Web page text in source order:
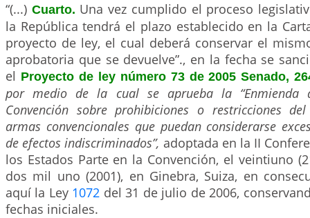
“(...) Cuarto. Una vez cumplido el proceso
la República tendrá el plazo establecido en la
proyecto de ley, el cual deberá conservar el
aprobatoria que se devuelve”., en la fecha se
el Proyecto de ley número 73 de 2005 Senado,
por medio de la cual se aprueba la
Convención sobre prohibiciones o restricciones
armas convencionales que puedan considerarse
de efectos indiscriminados”, adoptada en la II
los Estados Parte en la Convención, el veintiuno
dos mil uno (2001), en Ginebra, Suiza, en
aquí la Ley 1072 del 31 de julio de 2006,
fechas iniciales.